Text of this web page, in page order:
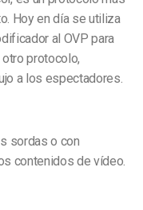
Hoy en día se utiliza
al OVP para
protocolo,
a los espectadores.
sordas o con
contenidos de vídeo.